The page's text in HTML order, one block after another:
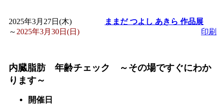
「 赤ちゃん交流広場
間：2026/08/10～2026/
「みなづる号乗車体
de 健康づくり」
2025年3月27日(木)
～ 2025年3月30日(日)
ままだ つよし あきら 作品展
印刷
内臓脂肪 年齢チェック ～その場ですぐにわか
ります～
開催日